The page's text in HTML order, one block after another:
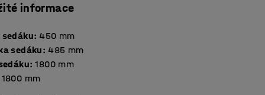
informace
: 450 mm
sedáku: 485 mm
: 1800 mm
1800 mm